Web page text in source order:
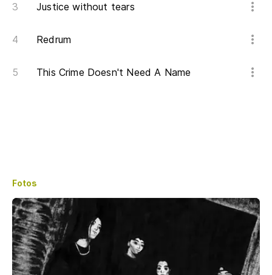
Justice without tears
Redrum
This Crime Doesn't Need A Name
Fotos